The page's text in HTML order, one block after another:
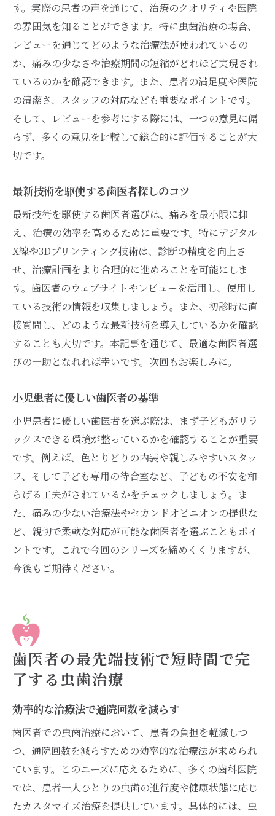
す。実際の患者の声を通じて、治療のクオリティや医院
の雰囲気を知ることができます。特に虫歯治療の場合、
レビューを通じてどのような治療法が使われているの
か、痛みの少なさや治療期間の短縮がどれほど実現され
ているのかを確認できます。また、患者の満足度や医院
の清潔さ、スタッフの対応なども重要なポイントです。
そして、レビューを参考にする際には、一つの意見に偏
らず、多くの意見を比較して総合的に評価することが大
切です。
最新技術を駆使する歯医者探しのコツ
最新技術を駆使する歯医者選びは、痛みを最小限に抑
え、治療の効率を高めるために重要です。特にデジタル
X線や3Dプリンティング技術は、診断の精度を向上さ
せ、治療計画をより合理的に進めることを可能にしま
す。歯医者のウェブサイトやレビューを活用し、使用し
ている技術の情報を収集しましょう。また、初診時に直
接質問し、どのような最新技術を導入しているかを確認
することも大切です。本記事を通じて、最適な歯医者選
びの一助となれれば幸いです。次回もお楽しみに。
小児患者に優しい歯医者の基準
小児患者に優しい歯医者を選ぶ際は、まず子どもがリラ
ックスできる環境が整っているかを確認することが重要
です。例えば、色とりどりの内装や親しみやすいスタッ
フ、そして子ども専用の待合室など、子どもの不安を和
らげる工夫がされているかをチェックしましょう。ま
た、痛みの少ない治療法やセカンドオピニオンの提供な
ど、親切で柔軟な対応が可能な歯医者を選ぶこともポイ
ントです。これで今回のシリーズを締めくくりますが、
今後もご期待ください。
歯医者の最先端技術で短時間で完
了する虫歯治療
効率的な治療法で通院回数を減らす
歯医者での虫歯治療において、患者の負担を軽減しつ
つ、通院回数を減らすための効率的な治療法が求められ
ています。このニーズに応えるために、多くの歯科医院
では、患者一人ひとりの虫歯の進行度や健康状態に応じ
たカスタマイズ治療を提供しています。具体的には、虫